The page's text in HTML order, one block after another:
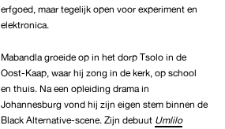
erfgoed, maar tegelijk open voor experiment en
elektronica.
Mabandla groeide op in het dorp Tsolo in de
Oost-Kaap, waar hij zong in de kerk, op school
en thuis. Na een opleiding drama in
Johannesburg vond hij zijn eigen stem binnen de
Black Alternative-scene. Zijn debuut Umlilo